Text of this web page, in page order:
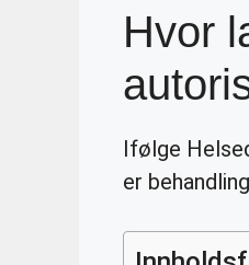
Hvor
Ifølge
er